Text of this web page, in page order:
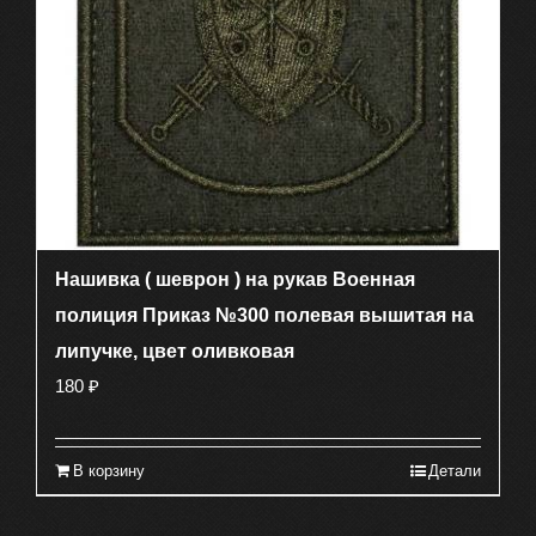
Нашивка ( шеврон ) на рукав Военная
полиция Приказ №300 полевая вышитая на
липучке, цвет оливковая
180 ₽
В корзину Детали